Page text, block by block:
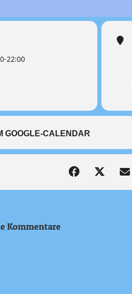
-22:00
GOOGLE-CALENDAR
Kommentare